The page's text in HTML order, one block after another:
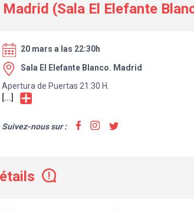
(Sala El Elefante
20 mars a las 22:30h
Sala El Elefante Blanco. Madrid
Apertura de Puertas 21:30 H.
[...]
Suivez-nous sur :